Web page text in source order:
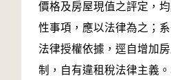
價格及房屋現值之評定，
性事項，應以法律為之；
法律授權依據，逕自增加
制，自有違租稅法律主義